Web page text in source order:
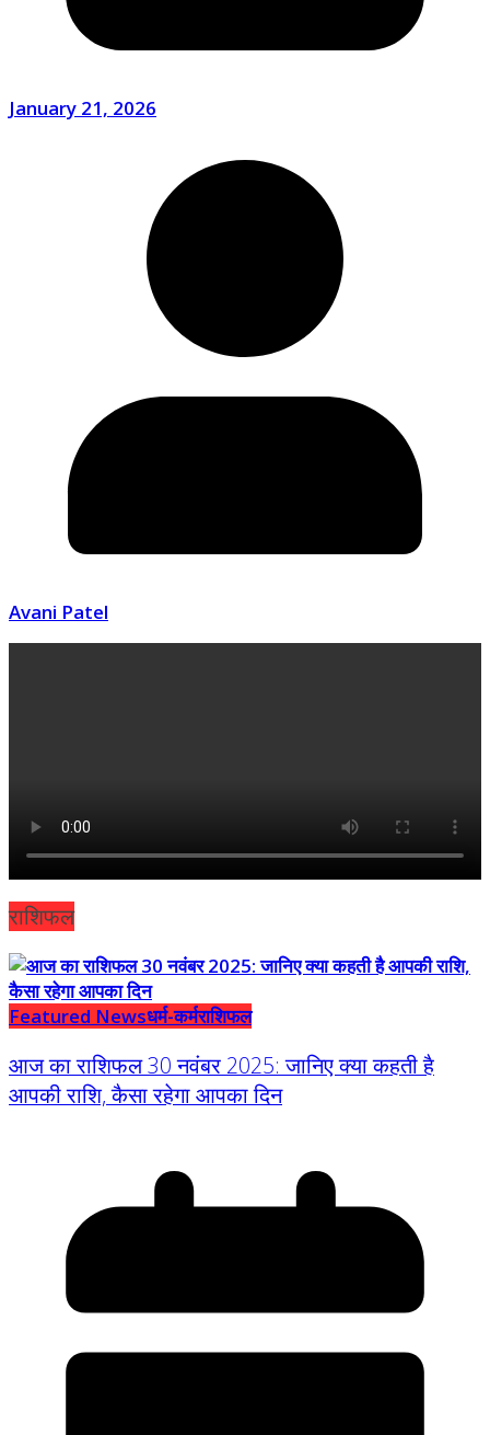
January 21, 2026
Avani Patel
राशिफल
Featured Newsधर्म-कर्मराशिफल
आज का राशिफल 30 नवंबर 2025: जानिए क्या कहती है
आपकी राशि, कैसा रहेगा आपका दिन